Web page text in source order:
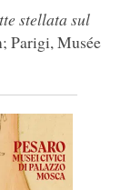
stellata sul
Parigi, Musée